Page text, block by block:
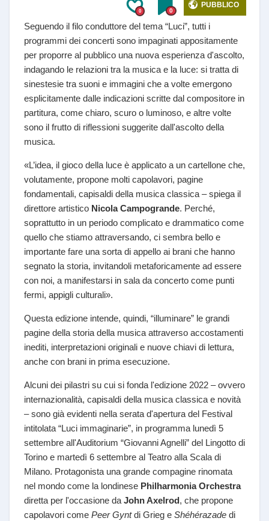
0 0
PUBBLICO
Seguendo il filo conduttore del tema “Luci”, tutti i
programmi dei concerti sono impaginati appositamente
per proporre al pubblico una nuova esperienza d'ascolto,
indagando le relazioni tra la musica e la luce: si tratta di
sinestesie tra suoni e immagini che a volte emergono
esplicitamente dalle indicazioni scritte dal compositore in
partitura, come chiaro, scuro o luminoso, e altre volte
sono il frutto di riflessioni suggerite dall'ascolto della
musica.
«L’idea, il gioco della luce è applicato a un cartellone che,
volutamente, propone molti capolavori, pagine
fondamentali, capisaldi della musica classica – spiega il
direttore artistico Nicola Campogrande. Perché,
soprattutto in un periodo complicato e drammatico come
quello che stiamo attraversando, ci sembra bello e
importante fare una sorta di appello ai brani che hanno
segnato la storia, invitandoli metaforicamente ad essere
con noi, a manifestarsi in sala da concerto come punti
fermi, appigli culturali».
Questa edizione intende, quindi, “illuminare” le grandi
pagine della storia della musica attraverso accostamenti
inediti, interpretazioni originali e nuove chiavi di lettura,
anche con brani in prima esecuzione.
Alcuni dei pilastri su cui si fonda l'edizione 2022 – ovvero
internazionalità, capisaldi della musica classica e novità
– sono già evidenti nella serata d'apertura del Festival
intitolata “Luci immaginarie”, in programma lunedì 5
settembre all'Auditorium “Giovanni Agnelli” del Lingotto di
Torino e martedì 6 settembre al Teatro alla Scala di
Milano. Protagonista una grande compagine rinomata
nel mondo come la londinese Philharmonia Orchestra
diretta per l'occasione da John Axelrod, che propone
capolavori come Peer Gyntdi Grieg e Shéhérazade di